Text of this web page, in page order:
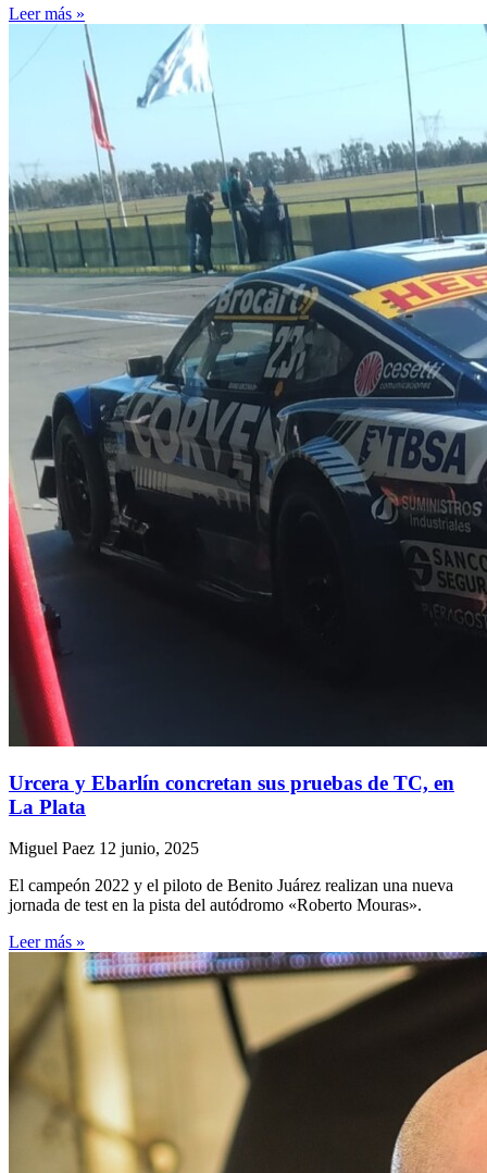
Leer más »
Urcera y Ebarlín concretan sus pruebas de TC, en
La Plata
Miguel Paez 12 junio, 2025
El campeón 2022 y el piloto de Benito Juárez realizan una nueva
jornada de test en la pista del autódromo «Roberto Mouras».
Leer más »